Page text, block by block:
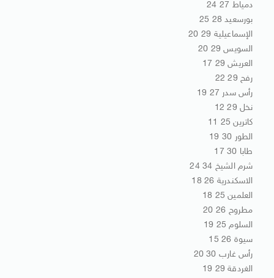
دمياط 27 24
بورسعيد 28 25
الإسماعيلية 29 20
السويس 29 20
العريش 29 17
رفح 29 22
رأس سدر 27 19
نخل 29 12
كاترين 25 11
الطور 30 19
طابا 30 17
شرم الشيخ 34 24
الاسكندرية 26 18
العلمين 25 18
مطروح 26 20
السلوم 25 19
سيوة 26 15
رأس غارب 30 20
الغردقة 29 19